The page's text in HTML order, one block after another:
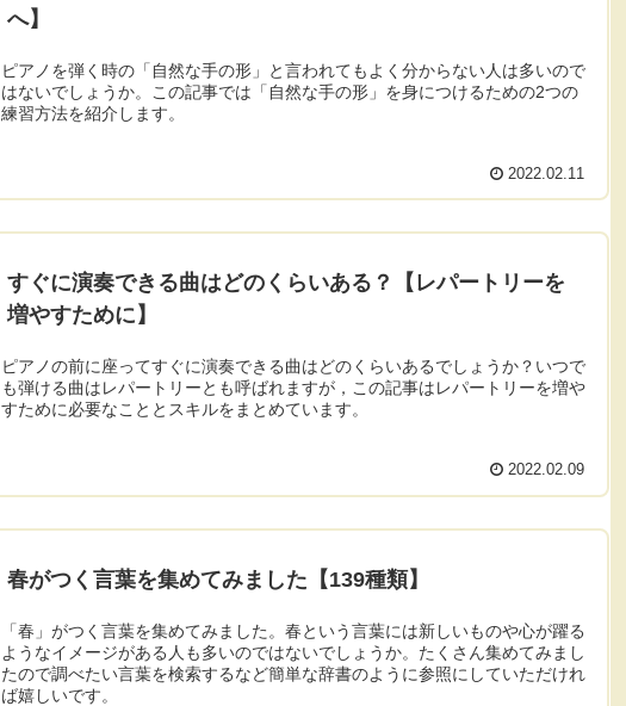
へ】
ピアノを弾く時の「自然な手の形」と言われてもよく分からない人は多いので
はないでしょうか。この記事では「自然な手の形」を身につけるための2つの
練習方法を紹介します。
2022.02.11
すぐに演奏できる曲はどのくらいある？【レパートリーを
増やすために】
ピアノの前に座ってすぐに演奏できる曲はどのくらいあるでしょうか？いつで
も弾ける曲はレパートリーとも呼ばれますが，この記事はレパートリーを増や
すために必要なこととスキルをまとめています。
2022.02.09
春がつく言葉を集めてみました【139種類】
「春」がつく言葉を集めてみました。春という言葉には新しいものや心が躍る
ようなイメージがある人も多いのではないでしょうか。たくさん集めてみまし
たので調べたい言葉を検索するなど簡単な辞書のように参照にしていただけれ
ば嬉しいです。